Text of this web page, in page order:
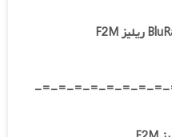
-=-=-=-=-=-=-=-